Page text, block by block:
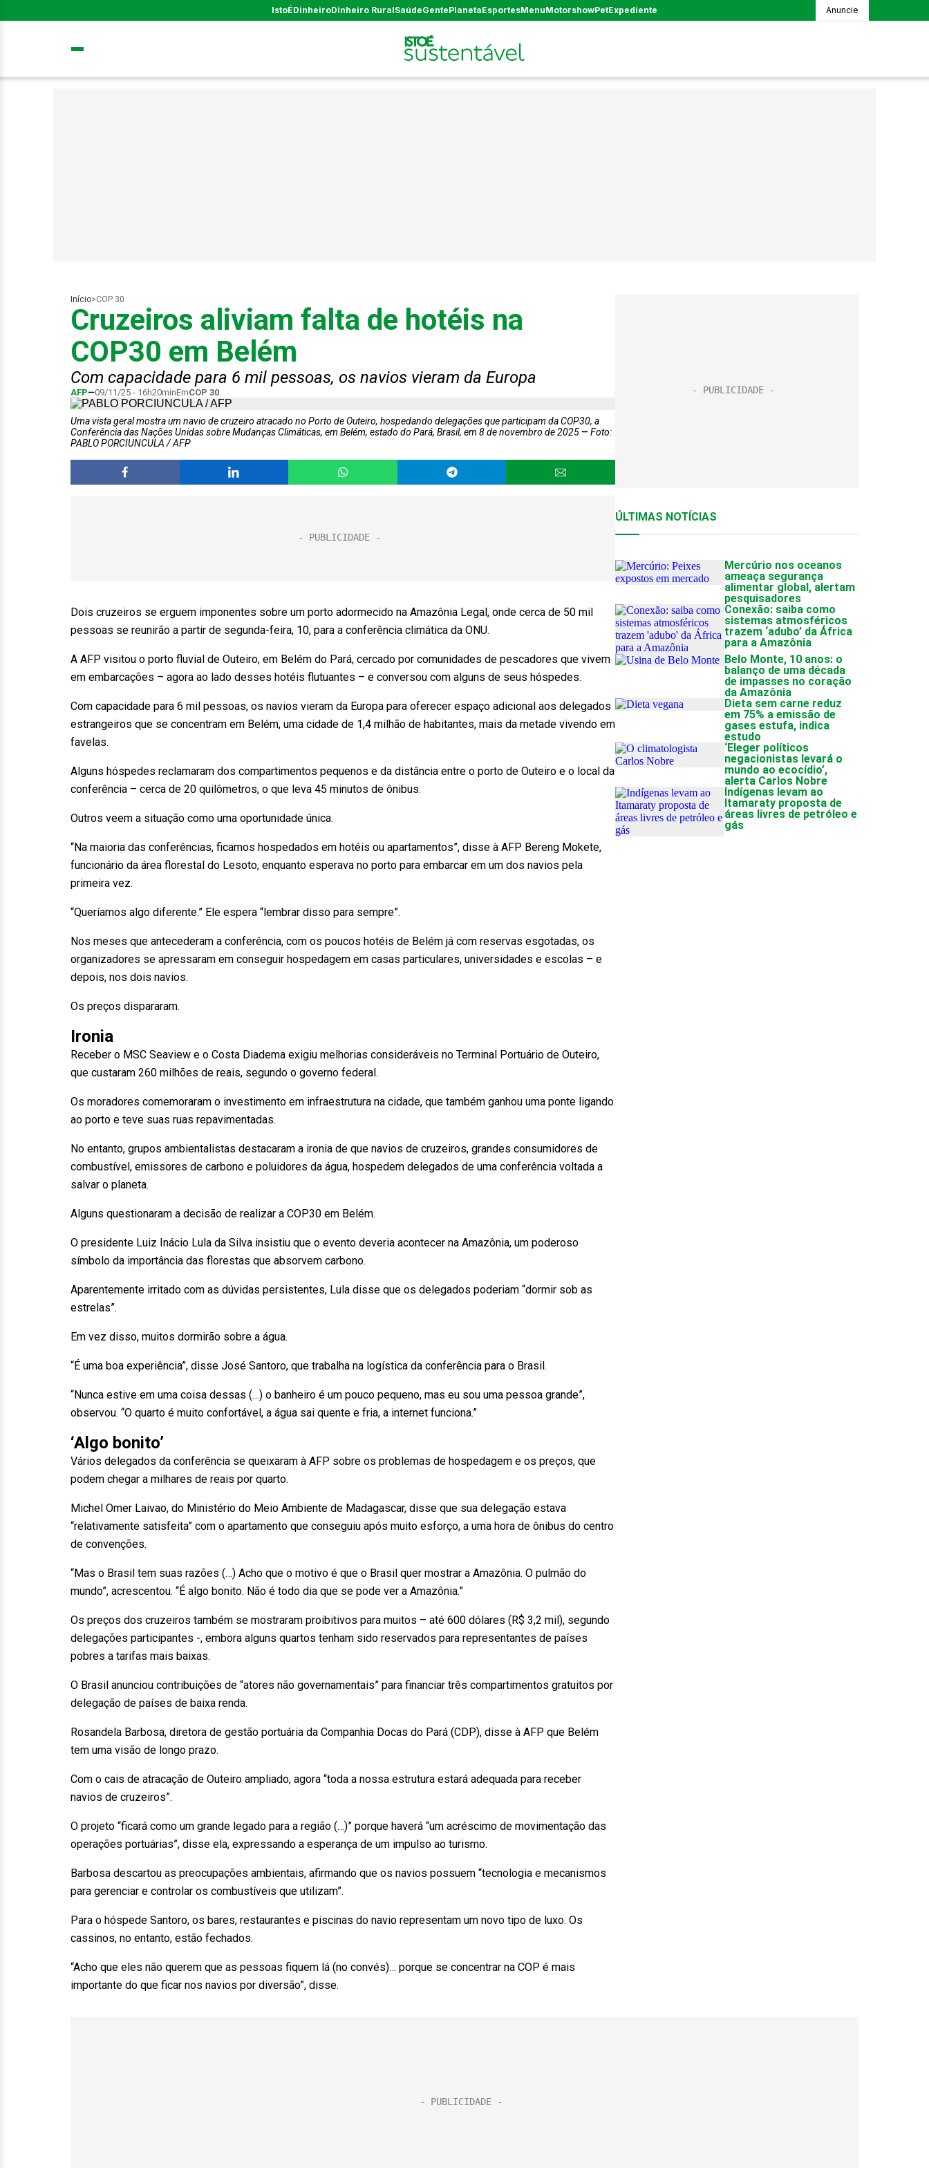
IstoÉDinheiroDinheiro RuralSaúdeGentePlanetaEsportesMenuMotorshowPetExpediente Anuncie
Início>COP 30
Cruzeiros aliviam falta de hotéis na
COP30 em Belém
Com capacidade para 6 mil pessoas, os navios vieram da Europa
AFP 09/11/25 - 16h20minEmCOP 30
Uma vista geral mostra um navio de cruzeiro atracado no Porto de Outeiro, hospedando delegações que participam da COP30, a
Conferência das Nações Unidas sobre Mudanças Climáticas, em Belém, estado do Pará, Brasil, em 8 de novembro de 2025
Foto:
PABLO PORCIUNCULA / AFP
Dois cruzeiros se erguem imponentes sobre um porto adormecido na Amazônia Legal, onde cerca de 50 mil
pessoas se reunirão a partir de segunda-feira, 10, para a conferência climática da ONU.
A AFP visitou o porto fluvial de Outeiro, em Belém do Pará, cercado por comunidades de pescadores que vivem
em embarcações – agora ao lado desses hotéis flutuantes – e conversou com alguns de seus hóspedes.
Com capacidade para 6 mil pessoas, os navios vieram da Europa para oferecer espaço adicional aos delegados
estrangeiros que se concentram em Belém, uma cidade de 1,4 milhão de habitantes, mais da metade vivendo em
favelas.
Alguns hóspedes reclamaram dos compartimentos pequenos e da distância entre o porto de Outeiro e o local da
conferência – cerca de 20 quilômetros, o que leva 45 minutos de ônibus.
Outros veem a situação como uma oportunidade única.
“Na maioria das conferências, ficamos hospedados em hotéis ou apartamentos”, disse à AFP Bereng Mokete,
funcionário da área florestal do Lesoto, enquanto esperava no porto para embarcar em um dos navios pela
primeira vez.
“Queríamos algo diferente.” Ele espera “lembrar disso para sempre”.
Nos meses que antecederam a conferência, com os poucos hotéis de Belém já com reservas esgotadas, os
organizadores se apressaram em conseguir hospedagem em casas particulares, universidades e escolas – e
depois, nos dois navios.
Os preços dispararam.
Ironia
Receber o MSC Seaview e o Costa Diadema exigiu melhorias consideráveis no Terminal Portuário de Outeiro,
que custaram 260 milhões de reais, segundo o governo federal.
Os moradores comemoraram o investimento em infraestrutura na cidade, que também ganhou uma ponte ligando
ao porto e teve suas ruas repavimentadas.
No entanto, grupos ambientalistas destacaram a ironia de que navios de cruzeiros, grandes consumidores de
combustível, emissores de carbono e poluidores da água, hospedem delegados de uma conferência voltada a
salvar o planeta.
Alguns questionaram a decisão de realizar a COP30 em Belém.
O presidente Luiz Inácio Lula da Silva insistiu que o evento deveria acontecer na Amazônia, um poderoso
símbolo da importância das florestas que absorvem carbono.
Aparentemente irritado com as dúvidas persistentes, Lula disse que os delegados poderiam “dormir sob as
estrelas”.
Em vez disso, muitos dormirão sobre a água.
“É uma boa experiência”, disse José Santoro, que trabalha na logística da conferência para o Brasil.
“Nunca estive em uma coisa dessas (…) o banheiro é um pouco pequeno, mas eu sou uma pessoa grande”,
observou. “O quarto é muito confortável, a água sai quente e fria, a internet funciona.”
‘Algo bonito’
Vários delegados da conferência se queixaram à AFP sobre os problemas de hospedagem e os preços, que
podem chegar a milhares de reais por quarto.
Michel Omer Laivao, do Ministério do Meio Ambiente de Madagascar, disse que sua delegação estava
“relativamente satisfeita” com o apartamento que conseguiu após muito esforço, a uma hora de ônibus do centro
de convenções.
“Mas o Brasil tem suas razões (…) Acho que o motivo é que o Brasil quer mostrar a Amazônia. O pulmão do
mundo”, acrescentou. “É algo bonito. Não é todo dia que se pode ver a Amazônia.”
Os preços dos cruzeiros também se mostraram proibitivos para muitos – até 600 dólares (R$ 3,2 mil), segundo
delegações participantes -, embora alguns quartos tenham sido reservados para representantes de países
pobres a tarifas mais baixas.
O Brasil anunciou contribuições de “atores não governamentais” para financiar três compartimentos gratuitos por
delegação de países de baixa renda.
Rosandela Barbosa, diretora de gestão portuária da Companhia Docas do Pará (CDP), disse à AFP que Belém
tem uma visão de longo prazo.
Com o cais de atracação de Outeiro ampliado, agora “toda a nossa estrutura estará adequada para receber
navios de cruzeiros”.
O projeto “ficará como um grande legado para a região (…)” porque haverá “um acréscimo de movimentação das
operações portuárias”, disse ela, expressando a esperança de um impulso ao turismo.
Barbosa descartou as preocupações ambientais, afirmando que os navios possuem “tecnologia e mecanismos
para gerenciar e controlar os combustíveis que utilizam”.
Para o hóspede Santoro, os bares, restaurantes e piscinas do navio representam um novo tipo de luxo. Os
cassinos, no entanto, estão fechados.
“Acho que eles não querem que as pessoas fiquem lá (no convés)… porque se concentrar na COP é mais
importante do que ficar nos navios por diversão”, disse.